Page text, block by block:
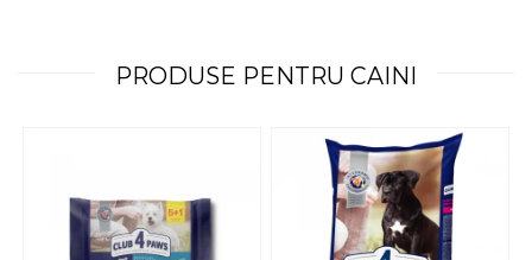
PRODUSE PENTRU CAINI